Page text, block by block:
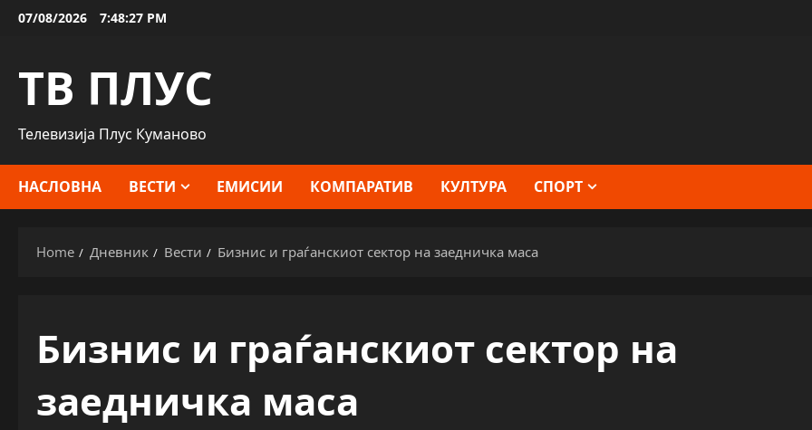
Skip07/08/2026 7:48:28 PM
ТВ ПЛУС
Телевизија Плус Куманово
НАСЛОВНА ВЕСТИ ЕМИСИИ КОМПАРАТИВ КУЛТУРА СПОРТ
Home Дневник Вести Бизнис и граѓанскиот сектор на заедничка маса
Бизнис и граѓанскиот сектор на
заедничка маса